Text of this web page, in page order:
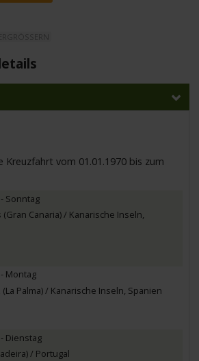
Kreuzfahrt vom 01.01.1970 bis zum
Sonntag
(Gran Canaria) / Kanarische Inseln,
Montag
(La Palma) / Kanarische Inseln, Spanien
Dienstag
/ Portugal